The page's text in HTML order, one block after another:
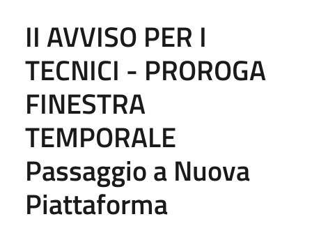
II AVVISO PER I
TECNICI - PROROGA
FINESTRA
TEMPORALE
Passaggio a Nuova
Piattaforma